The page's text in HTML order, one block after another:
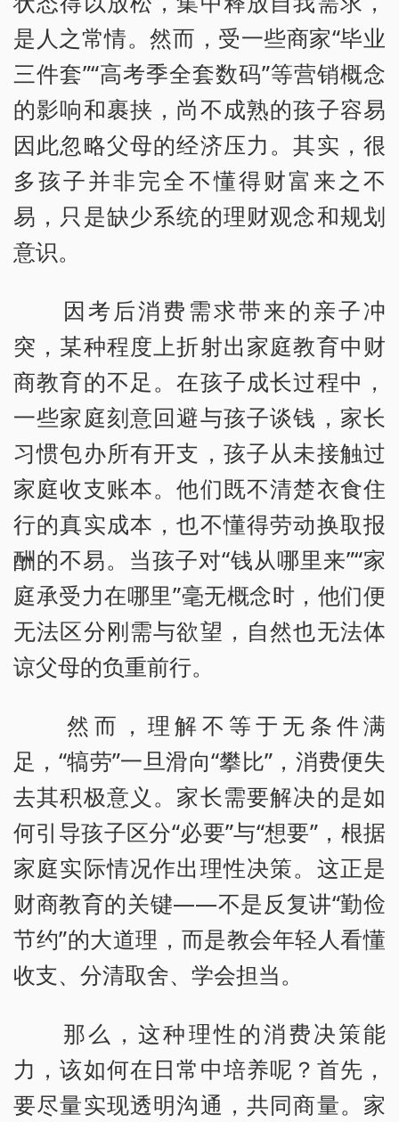
是人之常情。然而，受一些商家“毕业
三件套”“高考季全套数码”等营销概念
的影响和裹挟，尚不成熟的孩子容易
因此忽略父母的经济压力。其实，很
多孩子并非完全不懂得财富来之不
易，只是缺少系统的理财观念和规划
意识。
因考后消费需求带来的亲子冲
突，某种程度上折射出家庭教育中财
商教育的不足。在孩子成长过程中，
一些家庭刻意回避与孩子谈钱，家长
习惯包办所有开支，孩子从未接触过
家庭收支账本。他们既不清楚衣食住
行的真实成本，也不懂得劳动换取报
酬的不易。当孩子对“钱从哪里来”“家
庭承受力在哪里”毫无概念时，他们便
无法区分刚需与欲望，自然也无法体
谅父母的负重前行。
然而，理解不等于无条件满
足，“犒劳”一旦滑向“攀比”，消费便失
去其积极意义。家长需要解决的是如
何引导孩子区分“必要”与“想要”，根据
家庭实际情况作出理性决策。这正是
财商教育的关键——不是反复讲“勤俭
节约”的大道理，而是教会年轻人看懂
收支、分清取舍、学会担当。
那么，这种理性的消费决策能
力，该如何在日常中培养呢？首先，
要尽量实现透明沟通，共同商量。家